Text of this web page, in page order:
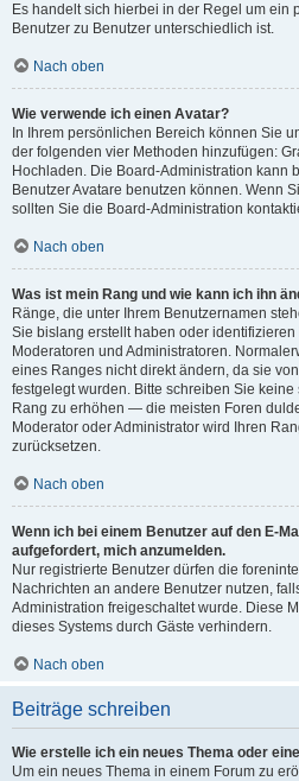
Es handelt sich hierbei in der Regel um ein
Benutzer zu Benutzer unterschiedlich ist.
Nach oben
Wie verwende ich einen Avatar?
In Ihrem persönlichen Bereich können Sie
der folgenden vier Methoden hinzufügen:
Hochladen. Die Board-Administration kann
Benutzer Avatare benutzen können. Wenn
sollten Sie die Board-Administration
Nach oben
Was ist mein Rang und wie kann ich ihn
Ränge, die unter Ihrem Benutzernamen
Sie bislang erstellt haben oder
Moderatoren und Administratoren.
eines Ranges nicht direkt ändern, da sie
festgelegt wurden. Bitte schreiben Sie
Rang zu erhöhen — die meisten Foren
Moderator oder Administrator wird Ihren
zurücksetzen.
Nach oben
Wenn ich bei einem Benutzer auf den E-
aufgefordert, mich anzumelden.
Nur registrierte Benutzer dürfen die
Nachrichten an andere Benutzer nutzen,
Administration freigeschaltet wurde. Diese
dieses Systems durch Gäste verhindern.
Nach oben
Beiträge schreiben
Wie erstelle ich ein neues Thema oder
Um ein neues Thema in einem Forum zu